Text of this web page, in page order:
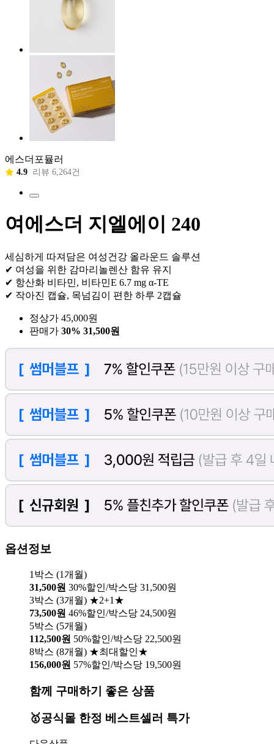
에스더포뮬러
4.9 리뷰 6,264건
여에스더 지엘에이 240
세심하게 따져담은 여성건강 올라운드 솔루션
✔ 여성을 위한 감마리놀렌산 함유 유지
✔ 항산화 비타민, 비타민E 6.7 mg α-TE
✔ 작아진 캡슐, 목넘김이 편한 하루 2캡슐
정상가 45,000원
판매가 30% 31,500원
옵션정보
1박스 (1개월)
31,500원 30%할인/박스당 31,500원
3박스 (3개월) ★2+1★
73,500원 46%할인/박스당 24,500원
5박스 (5개월)
112,500원 50%할인/박스당 22,500원
8박스 (8개월) ★최대할인★
156,000원 57%할인/박스당 19,500원
함께 구매하기 좋은 상품
🥇공식몰 한정 베스트셀러 특가